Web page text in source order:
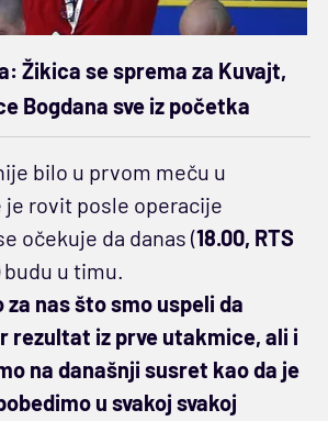
Žikica se sprema za Kuvajt,
Bogdana sve iz početka
bilo u prvom meču u
je rovit posle operacije
očekuje da danas (18.00, RTS
budu u timu.
za nas što smo uspeli da
rezultat iz prve utakmice, ali i
na današnji susret kao da je
u svakoj svakoj